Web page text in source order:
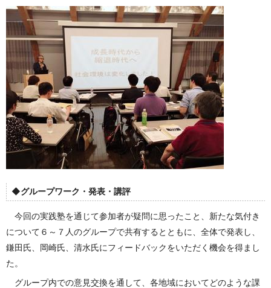
◆グループワーク・発表・講評
今回の実践塾を通じて参加者が疑問に思ったこと、新たな気付き
について６～７人のグループで共有するとともに、全体で発表し、
鎌田氏、岡崎氏、清水氏にフィードバックをいただく機会を得まし
た。
グループ内での意見交換を通して、各地域においてどのような課